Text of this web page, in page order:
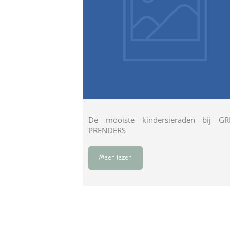
De mooiste kindersieraden bij
PRENDERS
Meer lezen